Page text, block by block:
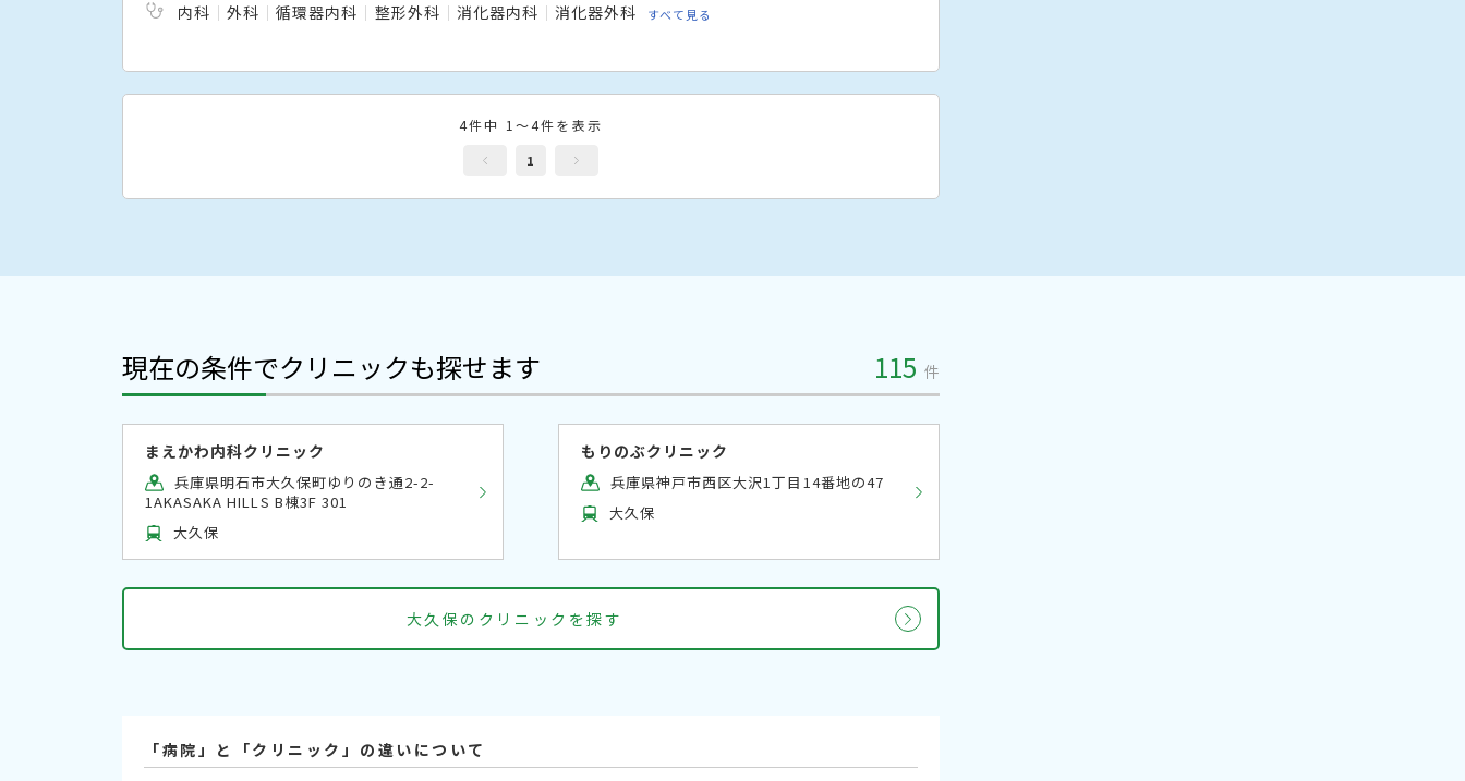
内科
外科 循環器内科 整形外科 消化器内科 消化器外科 すべて見る
4件中 1～4件を表示
1
現在の条件でクリニックも探せます 115 件
まえかわ内科クリニック
兵庫県明石市大久保町ゆりのき通2-2-
1AKASAKA HILLS B棟3F 301
大久保
もりのぶクリニック
兵庫県神戸市西区大沢1丁目14番地の47
大久保
大久保のクリニックを探す
「病院」と「クリニック」の違いについて